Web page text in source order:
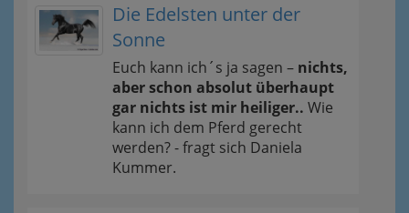
Die Edelsten unter der
Sonne
Euch kann ich´s ja sagen – nichts,
aber schon absolut überhaupt
gar nichts ist mir heiliger.. Wie
kann ich dem Pferd gerecht
werden? - fragt sich Daniela
Kummer.